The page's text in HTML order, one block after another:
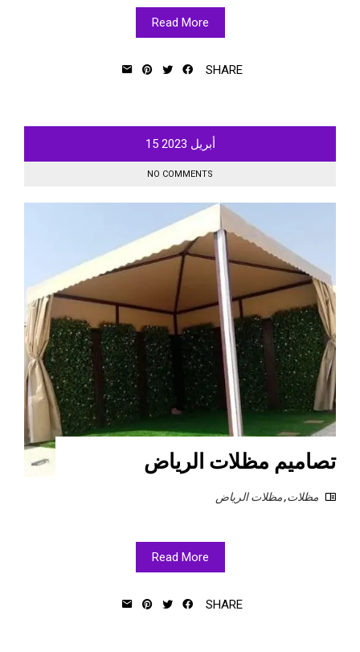
Read More
SHARE
أبريل 15 2023
NO COMMENTS
تصاميم مظلات الرياض
مظلات,مظلات الرياض
Read More
SHARE